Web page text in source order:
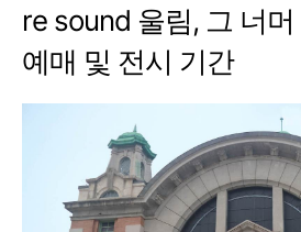
re sound 울림, 그 너
예매 및 전시 기간